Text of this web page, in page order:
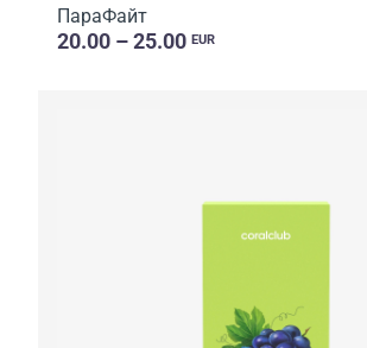
ПараФайт
20.00 – 25.00 EUR